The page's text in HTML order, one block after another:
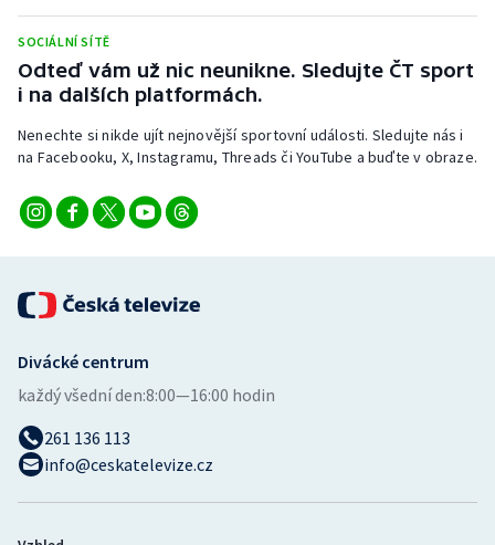
SOCIÁLNÍ SÍTĚ
Odteď vám už nic neunikne. Sledujte ČT sport
i na dalších platformách.
Nenechte si nikde ujít nejnovější sportovní události. Sledujte nás i
na Facebooku, X, Instagramu, Threads či YouTube a buďte v obraze.
Divácké centrum
každý všední den:8:00—16:00 hodin
261 136 113
info@ceskatelevize.cz